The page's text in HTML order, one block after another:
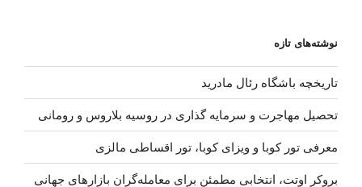
نوشته‌های تازه
تاریخچه باشگاه رئال مادرید
تحصیل مهاجرت و سرمایه گذاری در روسیه بلاروس و رومانی
معرفی تور کوبا و ویزای کوبا، تور اقساطی مالزی
بروکر اوتت، انتخابی مطمئن برای معامله‌گران بازارهای جهانی